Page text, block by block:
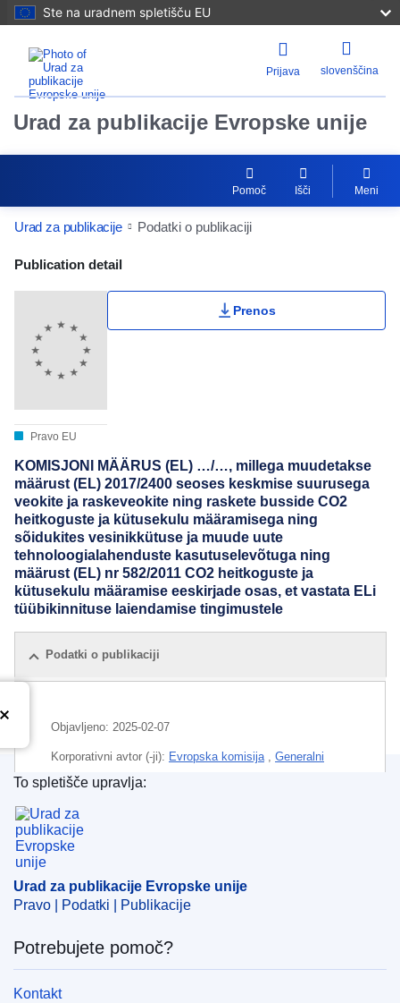
Ste na uradnem spletišču EU
Prijava slovenščina
Urad za publikacije Evropske unije
Pomoč Išči Meni
Urad za publikacije Podatki o publikaciji
Publication Detail Actions Portlet
Publication detail
Pravo EU
Prenos
KOMISJONI MÄÄRUS (EL) …/…, millega muudetakse
määrust (EL) 2017/2400 seoses keskmise suurusega
veokite ja raskeveokite ning raskete busside CO2
heitkoguste ja kütusekulu määramisega ning
sõidukites vesinikkütuse ja muude uute
tehnoloogialahenduste kasutuselevõtuga ning
määrust (EL) nr 582/2011 CO2 heitkoguste ja
kütusekulu määramise eeskirjade osas, et vastata ELi
tüübikinnituse laiendamise tingimustele
Podatki o publikaciji
Objavljeno: 2025-02-07
Korporativni avtor (-ji): Evropska komisija
Generalni
direktorat za podnebno politiko
IMMC : C(2025)746
Urad za publikacije Evropske unije
To spletišče upravlja:
Urad za publikacije Evropske unije
Pravo | Podatki | Publikacije
Potrebujete pomoč?
Kontakt